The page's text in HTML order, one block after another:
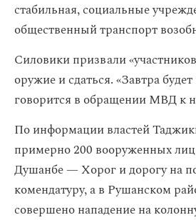
стабильная, социальные
общественный транспорт
Силовики призвали
оружие и сдаться. «Завтра
говорится в обращении МВД к
По информации властей
примерно 200 вооруженных
Душанбе — Хорог и дорогу на
комендатуру, а в Рушанском
совершено нападение на